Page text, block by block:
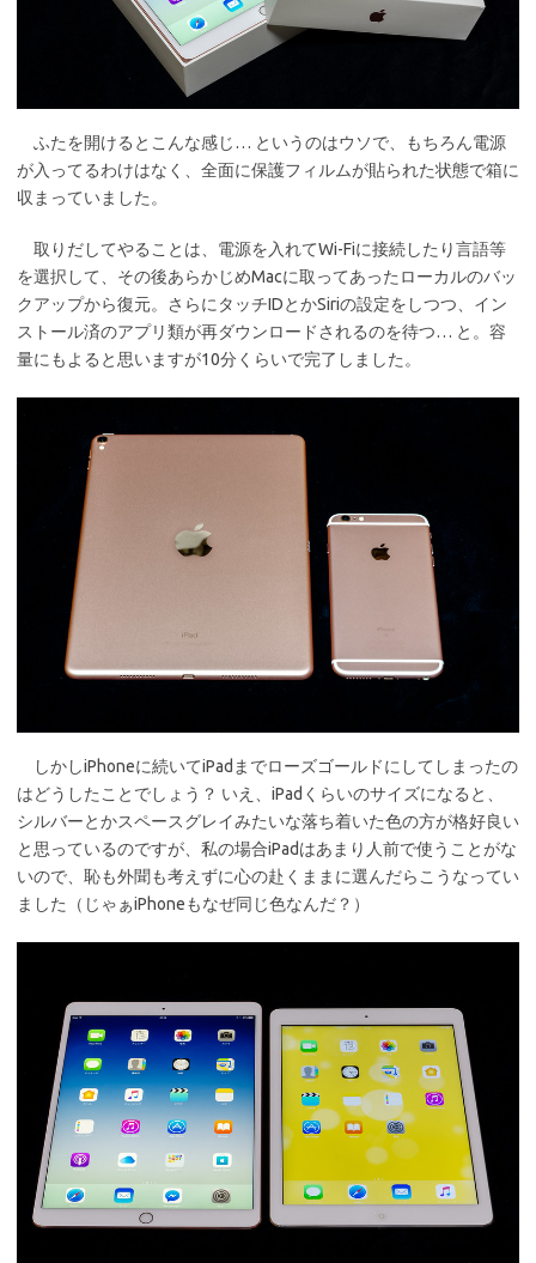
ふたを開けるとこんな感じ… というのはウソで、もちろん電源
が入ってるわけはなく、全面に保護フィルムが貼られた状態で箱に
収まっていました。
取りだしてやることは、電源を入れてWi-Fiに接続したり言語等
を選択して、その後あらかじめMacに取ってあったローカルのバッ
クアップから復元。さらにタッチIDとかSiriの設定をしつつ、イン
ストール済のアプリ類が再ダウンロードされるのを待つ… と。容
量にもよると思いますが10分くらいで完了しました。
しかしiPhoneに続いてiPadまでローズゴールドにしてしまったの
はどうしたことでしょう？ いえ、iPadくらいのサイズになると、
シルバーとかスペースグレイみたいな落ち着いた色の方が格好良い
と思っているのですが、私の場合iPadはあまり人前で使うことがな
いので、恥も外聞も考えずに心の赴くままに選んだらこうなってい
ました（じゃぁiPhoneもなぜ同じ色なんだ？）